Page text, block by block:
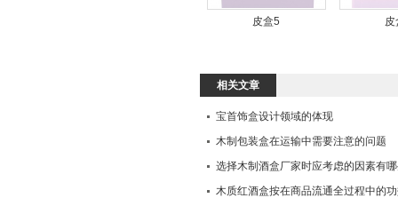
皮盒5 皮
相关文章
宝首饰盒设计领域的体现
木制包装盒在运输中需要注意的问题
选择木制酒盒厂家时应考虑的因素有
木质红酒盒按在商品流通全过程中的